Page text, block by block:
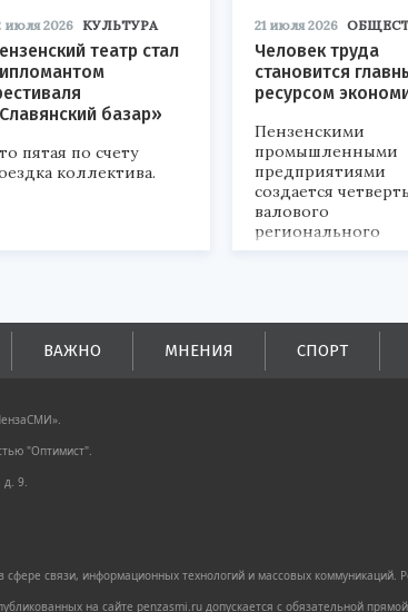
июля 2026 КУЛЬТУРА
театр стал
базар»
пятая по счету
коллектива.
21 июля 2026
Человек труда
становится
ресурсом
Пензенскими
промышленными
предприятиями
создается четверть
валового
регионального
продукта и
бюджеты всех
ВАЖНО МНЕНИЯ СПОРТ
"Оптимист".
д. 9.
сфере связи, информационных технологий и массовых
на сайте penzasmi.ru допускается с обязательной